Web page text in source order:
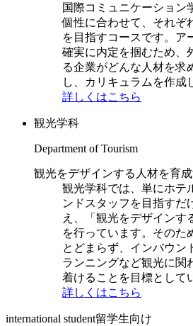
国際コミュニケーション
個性に合わせて、それぞ
を目指すコースです。ア
確実に内定を掴むため、
る企業がどんな人材を求
し、カリキュラムを作成
詳しくはこちら
観光学科
Department of Tourism
観光をデザインする人材を育
観光学科では、単にホテ
ンドスタッフを目指すだ
え、「観光をデザインす
を行っています。そのた
とどまらず、インバウン
ランニングなど観光に関
着けることを目標として
詳しくはこちら
international student留学生向け